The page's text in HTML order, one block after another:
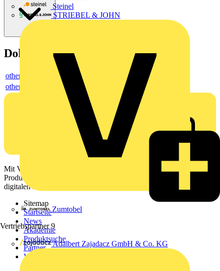
Steinel
STRIEBEL & JOHN
Zumtobel
Vertriebspartner 9
Adalbert Zajadacz GmbH & Co. KG
Dokumente
others
others
Mit Voltimum erhalten Elektrofachkräfte Zugang zu Branchennews,
Produktinformationen, Schulungen und Tools – alles auf einer
digitalen Plattform und Community.
Sitemap
Startseite
News
Akademie
Produktsuche
Partner
Voltimum+